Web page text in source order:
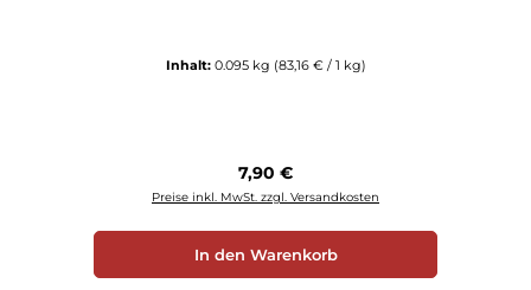
Inhalt: 0.095 kg (83,16 € / 1 kg)
Regulärer Preis:
7,90 €
Preise inkl. MwSt. zzgl. Versandkosten
In den Warenkorb